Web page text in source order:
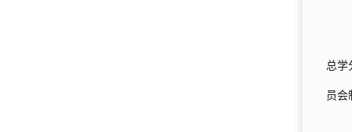
总学
员会